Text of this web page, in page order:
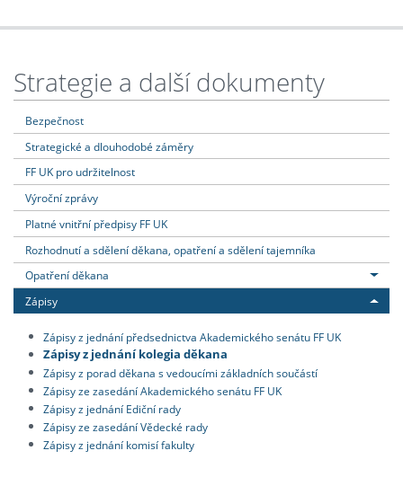
Strategie a další dokumenty
Bezpečnost
Strategické a dlouhodobé záměry
FF UK pro udržitelnost
Výroční zprávy
Platné vnitřní předpisy FF UK
Rozhodnutí a sdělení děkana, opatření a sdělení tajemníka
Opatření děkana
Zápisy
Zápisy z jednání předsednictva Akademického senátu FF UK
Zápisy z jednání kolegia děkana
Zápisy z porad děkana s vedoucími základních součástí
Zápisy ze zasedání Akademického senátu FF UK
Zápisy z jednání Ediční rady
Zápisy ze zasedání Vědecké rady
Zápisy z jednání komisí fakulty